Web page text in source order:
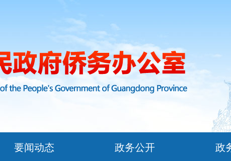
要闻动态 政务公开 政